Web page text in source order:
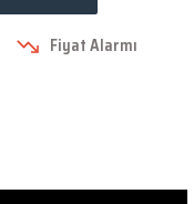
Fiyat Alarmı